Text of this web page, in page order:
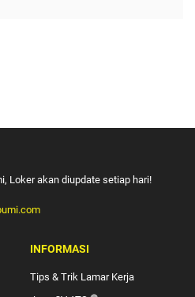
Loker akan diupdate setiap hari!
INFORMASI
Tips & Trik Lamar Kerja